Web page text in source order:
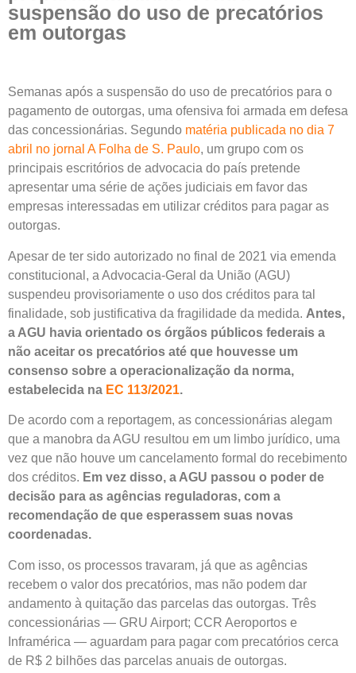
suspensão do uso de precatórios
em outorgas
Semanas após a suspensão do uso de precatórios para o
pagamento de outorgas, uma ofensiva foi armada em defesa
das concessionárias. Segundo matéria publicada no dia 7
abril no jornal A Folha de S. Paulo, um grupo com os
principais escritórios de advocacia do país pretende
apresentar uma série de ações judiciais em favor das
empresas interessadas em utilizar créditos para pagar as
outorgas.
Apesar de ter sido autorizado no final de 2021 via emenda
constitucional, a Advocacia-Geral da União (AGU)
suspendeu provisoriamente o uso dos créditos para tal
finalidade, sob justificativa da fragilidade da medida. Antes,
a AGU havia orientado os órgãos públicos federais a
não aceitar os precatórios até que houvesse um
consenso sobre a operacionalização da norma,
estabelecida na EC 113/2021.
De acordo com a reportagem, as concessionárias alegam
que a manobra da AGU resultou em um limbo jurídico, uma
vez que não houve um cancelamento formal do recebimento
dos créditos. Em vez disso, a AGU passou o poder de
decisão para as agências reguladoras, com a
recomendação de que esperassem suas novas
coordenadas.
Com isso, os processos travaram, já que as agências
recebem o valor dos precatórios, mas não podem dar
andamento à quitação das parcelas das outorgas. Três
concessionárias — GRU Airport; CCR Aeroportos e
Inframérica — aguardam para pagar com precatórios cerca
de R$ 2 bilhões das parcelas anuais de outorgas.